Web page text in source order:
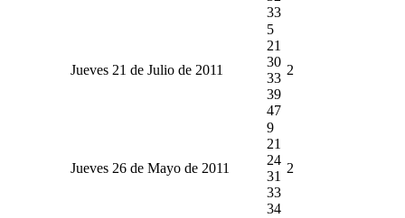
33
Jueves 21 de Julio de 2011
5
21
30
33
39
47
2
Jueves 26 de Mayo de 2011
9
21
24
31
33
34
2